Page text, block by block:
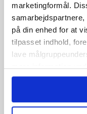
marketingformål.
på din enhed for at
tilpasset indhold,
lave
mere information
persondatapolitik.
tilbage eller ændre
"Cookiedeklaration",
skum sikrer god
Hurtig og nem
Samles på ca. 15
bolte medfølger.
Gratis Tunturi
og